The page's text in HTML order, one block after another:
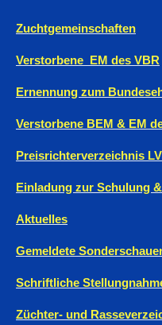
Zuchtgemeinschaften
Verstorbene EM des VBR
Ernennung zum
Verstorbene BEM & EM
Preisrichterverzeichnis
Einladung zur Schulung
Aktuelles
Gemeldete
Schriftliche
Züchter- und